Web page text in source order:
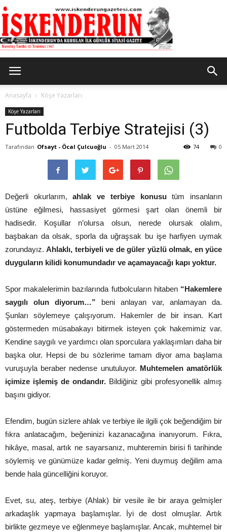
Gazetesi
Anasayfa Köşe Yazarları
Köşe Yazarları
Futbolda Terbiye Stratejisi (3)
Tarafından Ofsayt - Öcal Çulcuoğlu - 05 Mart 2014 0
74
Değerli okurlarım,ahlak ve terbiye konusutüm insanların
üstüne eğilmesi, hassasiyet görmesi şart olan önemli bir
hadisedir. Koşullar n’olursa olsun, nerede olursak olalım,
başbakan da olsak, sporla da uğraşsak bu işe harfiyen uymak
zorundayız.Ahlaklı, terbiyeli ve de güler yüzlü olmak, en yüce
duyguların kilidi konumundadır ve açamayacağı kapı yoktur.
Spor makalelerimin bazılarında futbolcuların hitaben “Hakemlere
saygılı olun diyorum…” beni anlayan var, anlamayan da.
Şunları söylemeye çalışıyorum. Hakemler de bir insan. Kart
göstermeden müsabakayı bitirmek isteyen çok hakemimiz var.
Kendine saygılı ve yardımcı olan sporculara yaklaşımları daha bir
başka olur. Hepsi de bu sözlerime tamam diyor ama başlama
vuruşuyla beraber nedense unutuluyor. Muhtemelen amatörlük
içimize işlemiş de ondandır. Bildiğiniz gibi profesyonellik almış
başını gidiyor.
Efendim, bugün sizlere ahlak ve terbiye ile ilgili çok beğendiğim bir
fıkra anlatacağım, beğeninizi kazanacağına inanıyorum. Fıkra,
hikâye, masal, artık ne sayarsanız, muhteremin birisi fi tarihinde
söylemiş ve günümüze kadar gelmiş. Yeni duymuş değilim ama
bende hala güncelliğini koruyor.
Evet, su, ateş, terbiye (Ahlak) bir vesile ile bir araya gelmişler
arkadaşlık yapmaya başlamışlar. İyi de dost olmuşlar. Artık
birlikte gezmeye ve eğlenmeye başlamışlar. Ancak, muhtemel bir